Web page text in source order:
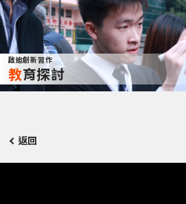
啟迪創新習作
教育探討
返回